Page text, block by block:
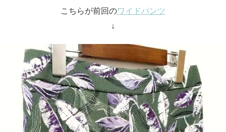
こちらが前回のワイドパンツ
↓